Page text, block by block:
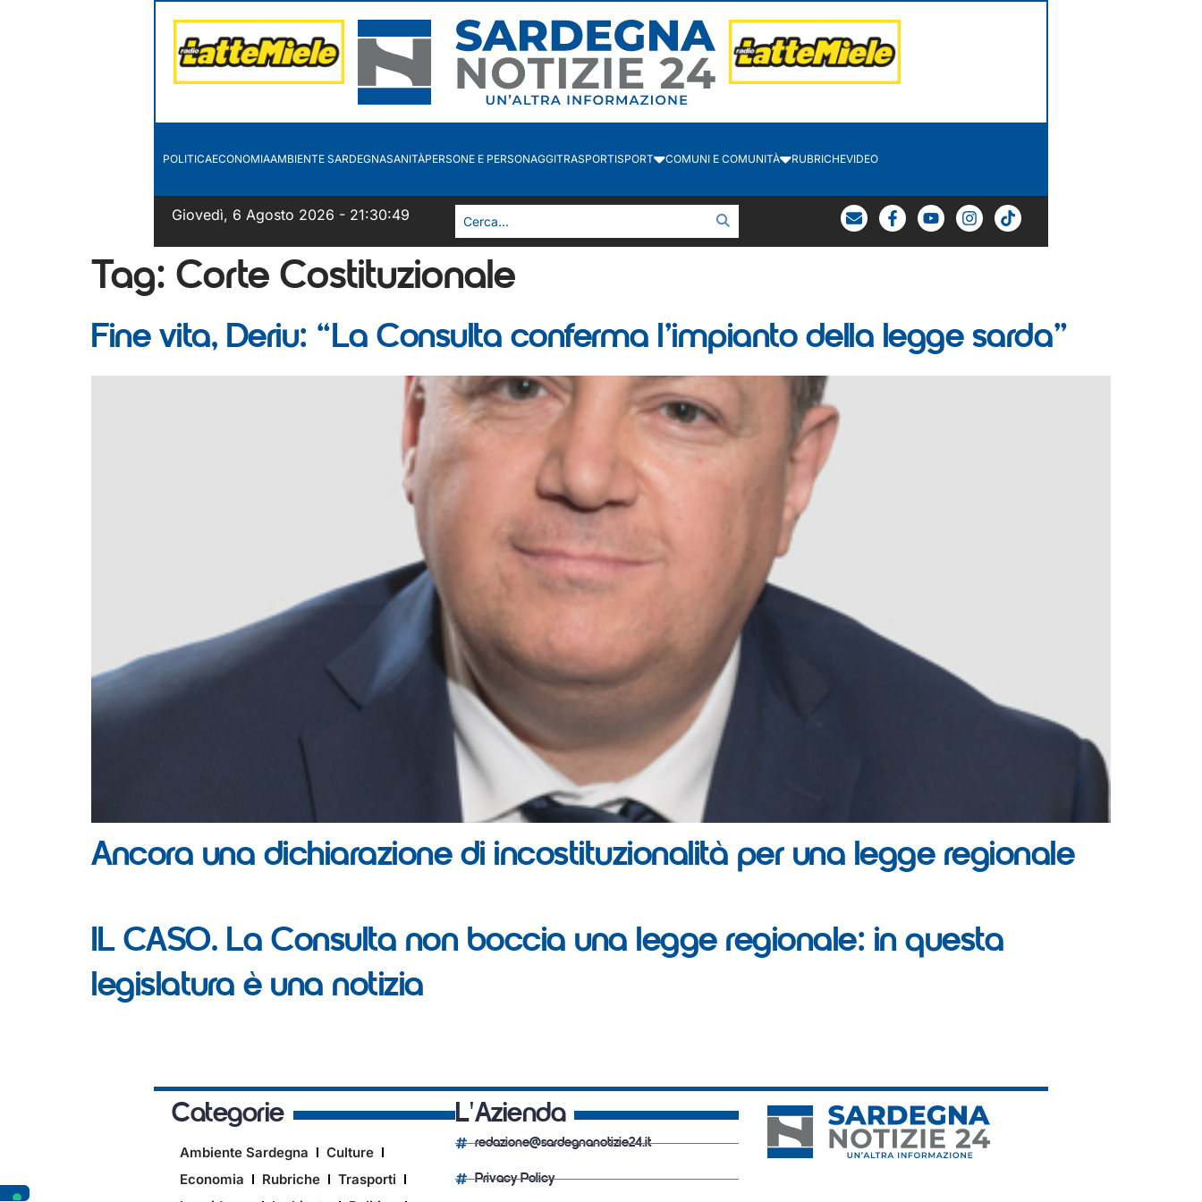
POLITICAECONOMIAAMBIENTE SARDEGNASANITÀPERSONE E PERSONAGGITRASPORTISPORT COMUNI E COMUNITÀ RUBRICHEVIDEO
Giovedì, 6 Agosto 2026 - 21:30:49
Tag: Corte Costituzionale
Fine vita, Deriu: “La Consulta conferma l’impianto della legge sarda”
Ancora una dichiarazione di incostituzionalità per una legge regionale
IL CASO. La Consulta non boccia una legge regionale: in questa
legislatura è una notizia
Categorie
Ambiente Sardegna
Culture
Economia
Rubriche
Trasporti
L'Azienda
redazione@sardegnanotizie24.it
Privacy Policy